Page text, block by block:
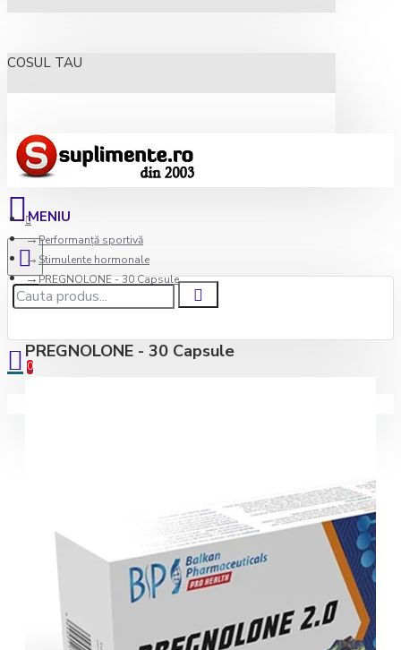
COSUL TAU
0
Performanță sportivă
Stimulente hormonale
PREGNOLONE - 30 Capsule
PREGNOLONE - 30 Capsule